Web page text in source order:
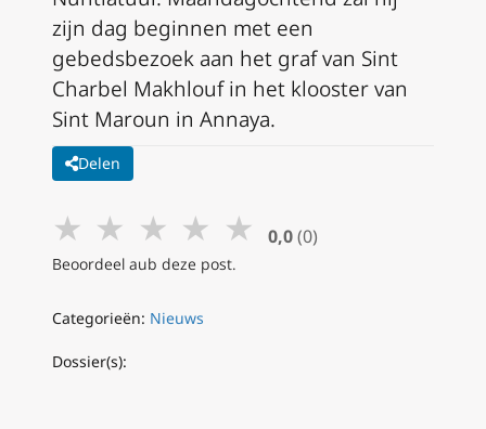
zijn dag beginnen met een
gebedsbezoek aan het graf van Sint
Charbel Makhlouf in het klooster van
Sint Maroun in Annaya.
Delen
★ ★ ★ ★ ★ 0,0 (0)
Beoordeel aub deze post.
Categorieën: Nieuws
Dossier(s):